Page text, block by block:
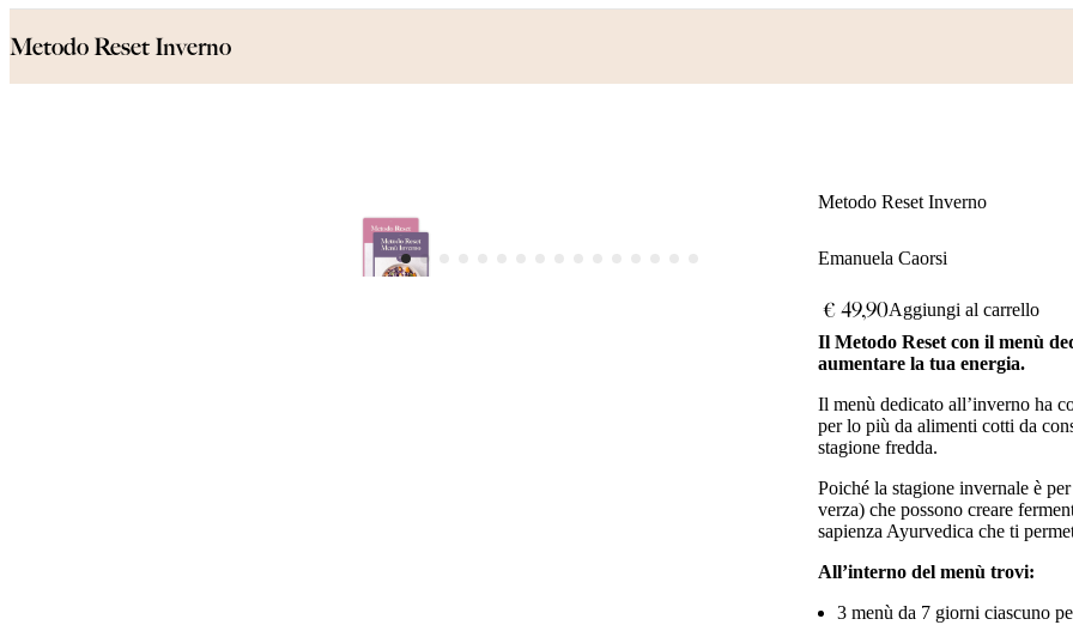
Metodo Reset Inverno
Emanuela Caorsi
€49,90Aggiungi al carrello
Il Metodo Reset con il menù
aumentare la tua energia.
Il menù dedicato all’inverno ha
per lo più da alimenti cotti da
stagione fredda.
Poiché la stagione invernale è
verza) che possono creare
sapienza Ayurvedica che ti
All’interno del menù trovi:
3 menù da 7 giorni ciascuno
Metodo Reset Inverno